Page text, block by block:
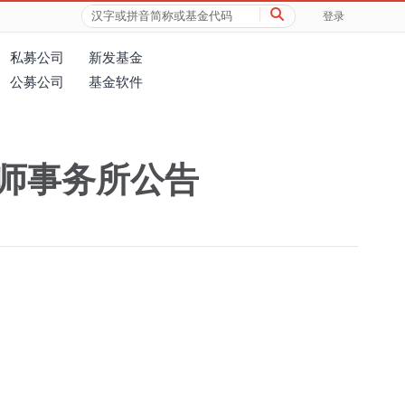
登录
私募公司
新发基金
公募公司
基金软件
事务所公告